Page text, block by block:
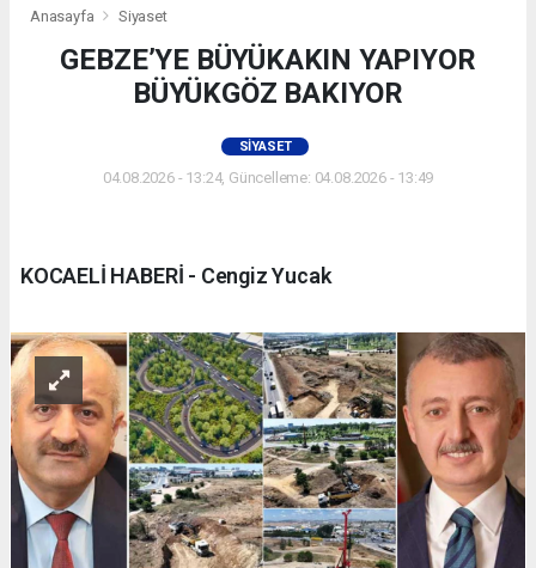
Anasayfa Siyaset
GEBZE’YE BÜYÜKAKIN YAPIYOR
BÜYÜKGÖZ BAKIYOR
SIYASET
04.08.2026 - 13:24, Güncelleme: 04.08.2026 - 13:49
KOCAELİ HABERİ - Cengiz Yucak